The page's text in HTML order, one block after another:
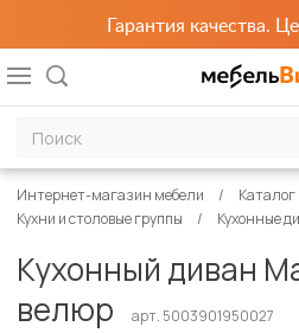
Гарантия качества.
Интернет-магазин мебели
Кухни и столовые группы
Кухонные
Кухонный диван
велюр
арт. 5003901950027